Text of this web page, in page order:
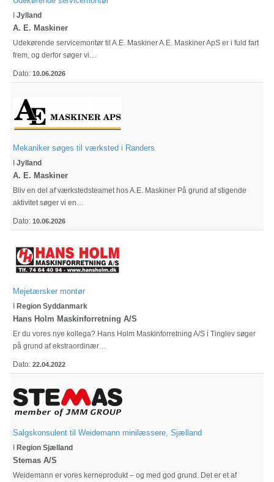
I Jylland
A. E. Maskiner
Udekørende servicemontør til A.E. Maskiner A.E. Maskiner ApS er i fuld fart
frem, og derfor søger vi…
Dato: 10.06.2026
Mekaniker søges til værksted i Randers
I Jylland
A. E. Maskiner
Bliv en del af værkstedsteamet hos A.E. Maskiner På grund af stigende
aktivitet søger vi en…
Dato: 10.06.2026
Mejetærsker montør
I Region Syddanmark
Hans Holm Maskinforretning A/S
Er du vores nye kollega? Hans Holm Maskinforretning A/S i Tinglev søger
på grund af ekstraordinær…
Dato: 22.04.2022
Salgskonsulent til Weidemann minilæssere, Sjælland
I Region Sjælland
Stemas A/S
Weidemann er vores kerneprodukt – og med god grund. Det er et af